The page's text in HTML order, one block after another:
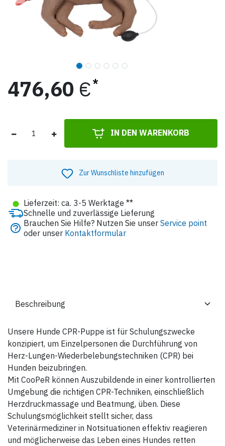
476,60 €
IN DEN WARENKORB
Zur Wunschliste hinzufügen
● Lieferzeit: ca. 3-5 Werktage **
Schnelle und zuverlässige Lieferung
Brauchen Sie Hilfe? Nutzen Sie unser Service point
oder unser Kontaktformular
Unsere Hunde CPR-Puppe ist für Schulungszwecke
konzipiert, um Einzelpersonen die Durchführung von
Herz-Lungen-Wiederbelebungstechniken (CPR) bei
Hunden beizubringen.
Mit CooPeR können Auszubildende in einer kontrollierten
Umgebung die richtigen CPR-Techniken, einschließlich
Herzdruckmassage und Beatmung, üben. Diese
Schulungsmöglichkeit stellt sicher, dass
Veterinärmediziner in Notsituationen effektiv reagieren
und möglicherweise das Leben eines Hundes retten